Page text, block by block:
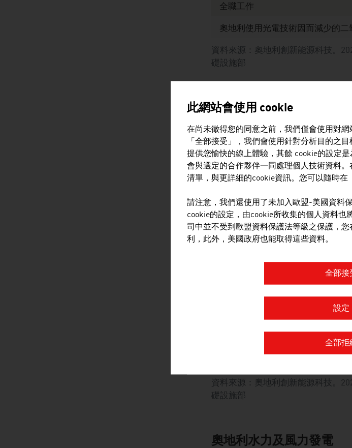
資料來源：奧地利創新能源科技。
礎設施部
全職工作
奧地利使用光電技術因而減少的二
資料來源：奧地利創新能源科技。
施部
2024年太陽熱能產業
全職工作
總營收（歐元）
出口配額
資料來源：奧地利創新能源科技。
礎設施部
總營收（歐元）
奧地利水力及風力發電
此網站會使用 cookie
在尚未徵得您的同意之前，我們僅會使用對
「全部接受」，我們會使用針對分析目的之
提供您愉快的線上體驗，其餘 cookie的設定
會與選定的合作夥伴一同處理個人技術資料
清單，與更詳細的cookie資訊。您可以隨時在
請注意，我們還使用了未加入歐盟-美國資料
cookie的設定，由cookie所收集的個人資料
司中並不受到歐盟資料保護法等級之保護，
利，此外，美國政府也能取得這些資料。
全部接
設定
全部拒